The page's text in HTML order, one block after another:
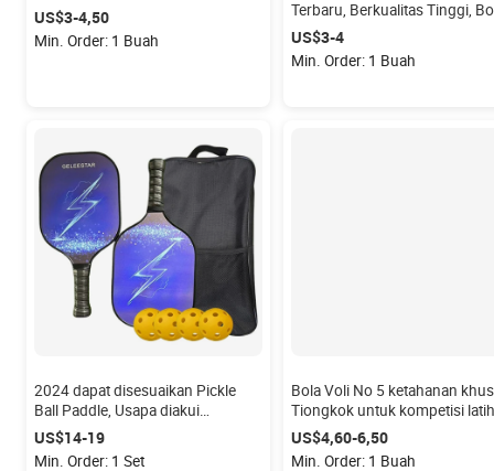
bola kustomisasi pantai Pu
Football Shop Football
US$3-4,50
Min. Order: 1 Buah
Terbaru, Berkualitas Tinggi,
Sepak dengan Logo Kustom
untuk Pertandingan
US$3-4
Min. Order: 1 Buah
2024 dapat disesuaikan Pickle
Ball Paddle, Usapa diakui
Pickleball Rackets, serat karbon
Selkirk Pickle Ball Paddle
US$14-19
Min. Order: 1 Set
Bola Voli No 5 ketahanan
Tiongkok untuk kompetisi
bola voli cair asli
US$4,60-6,50
Min. Order: 1 Buah